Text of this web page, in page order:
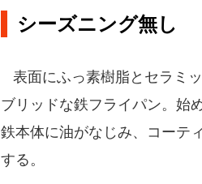
シーズニング無し
表面にふっ素樹脂とセラミ
ブリッドな鉄フライパン。始
鉄本体に油がなじみ、コーテ
する。